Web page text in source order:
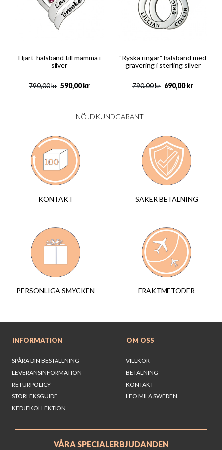
Hjärt-halsband till mamma i
silver
kr
790,00 kr
590,00
"Ryska ringar" halsband med
gravering i sterling silver
kr
790,00 kr
690,00
NÖJDKUNDGARANTI
KONTAKT SÄKER BETALNING
PERSONLIGA SMYCKEN FRAKTMETODER
INFORMATION
SPÅRA DIN BESTÄLLNING
LEVERANSINFORMATION
RETURPOLICY
STORLEKSGUIDE
KEDJEKOLLEKTION
OM OSS
VILLKOR
BETALNING
KONTAKT
LEO MILA SWEDEN
VÅRA SPECIALERBJUDANDEN